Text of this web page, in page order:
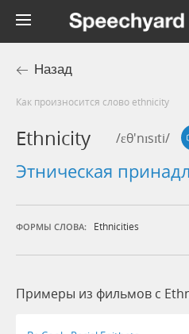
Назад
Как произносится слово ethnicity
Ethnicity /ɛθ'nɪsɪti/
этническая
ФОРМЫ СЛОВА: Ethnicities
Примеры из фильмов c